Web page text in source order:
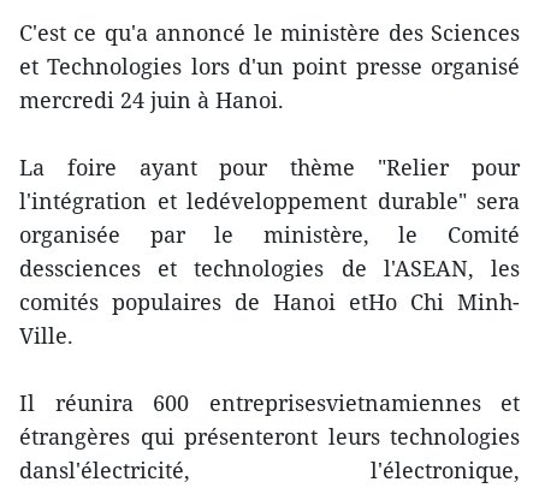
C'est ce qu'a annoncé le ministère des Sciences
et Technologies lors d'un point presse organisé
mercredi 24 juin à Hanoi.
La foire ayant pour thème "Relier pour
l'intégration et ledéveloppement durable" sera
organisée par le ministère, le Comité
dessciences et technologies de l'ASEAN, les
comités populaires de Hanoi etHo Chi Minh-
Ville.
Il réunira 600 entreprisesvietnamiennes et
étrangères qui présenteront leurs technologies
dansl'électricité, l'électronique,